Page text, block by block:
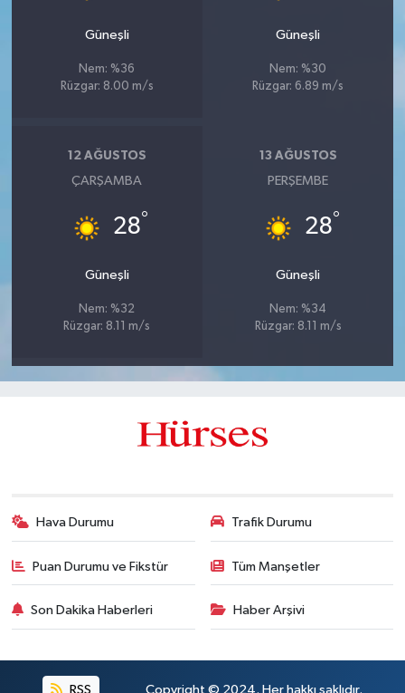
Güneşli
Nem: %36
Rüzgar: 8.00 m/s
Güneşli
Nem: %30
Rüzgar: 6.89 m/s
12 AĞUSTOS
ÇARŞAMBA
28°
Güneşli
Nem: %32
Rüzgar: 8.11 m/s
13 AĞUSTOS
PERŞEMBE
28°
Güneşli
Nem: %34
Rüzgar: 8.11 m/s
Hava Durumu Trafik Durumu
Puan Durumu ve Fikstür Tüm Manşetler
Son Dakika Haberleri Haber Arşivi
RSS Copyright © 2024. Her hakkı saklıdır.